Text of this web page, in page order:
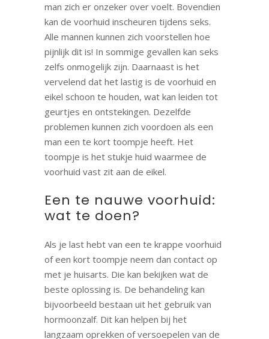
man zich er onzeker over voelt. Bovendien
kan de voorhuid inscheuren tijdens seks.
Alle mannen kunnen zich voorstellen hoe
pijnlijk dit is! In sommige gevallen kan seks
zelfs onmogelijk zijn. Daarnaast is het
vervelend dat het lastig is de voorhuid en
eikel schoon te houden, wat kan leiden tot
geurtjes en ontstekingen. Dezelfde
problemen kunnen zich voordoen als een
man een te kort toompje heeft. Het
toompje is het stukje huid waarmee de
voorhuid vast zit aan de eikel.
Een te nauwe voorhuid:
wat te doen?
Als je last hebt van een te krappe voorhuid
of een kort toompje neem dan contact op
met je huisarts. Die kan bekijken wat de
beste oplossing is. De behandeling kan
bijvoorbeeld bestaan uit het gebruik van
hormoonzalf. Dit kan helpen bij het
langzaam oprekken of versoepelen van de